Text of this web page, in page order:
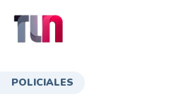
POLICIALES